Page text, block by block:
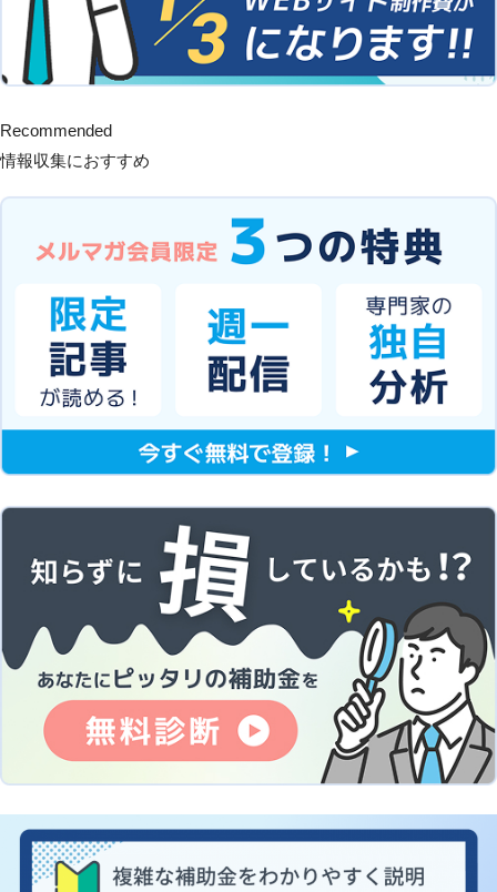
Recommended
情報収集におすすめ